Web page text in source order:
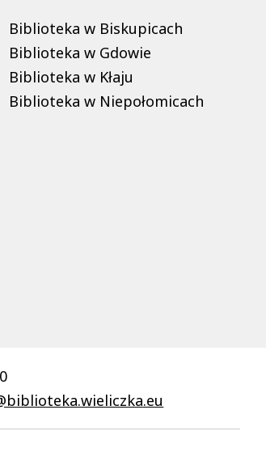
Biblioteka w Biskupicach
Biblioteka w Gdowie
Biblioteka w Kłaju
Biblioteka w Niepołomicach